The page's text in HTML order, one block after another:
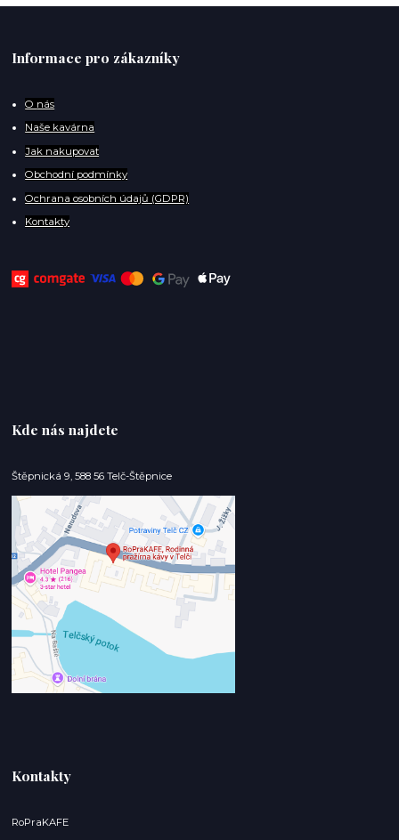
Informace pro zákazníky
O nás
Naše kavárna
Jak nakupovat
Obchodní podmínky
Ochrana osobních údajů (GDPR)
Kontakty
Kde nás najdete
Štěpnická 9, 588 56 Telč-Štěpnice
Kontakty
RoPraKAFE